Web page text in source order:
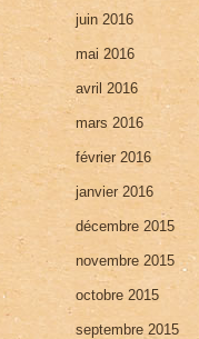
juin 2016
mai 2016
avril 2016
mars 2016
février 2016
janvier 2016
décembre 2015
novembre 2015
octobre 2015
septembre 2015